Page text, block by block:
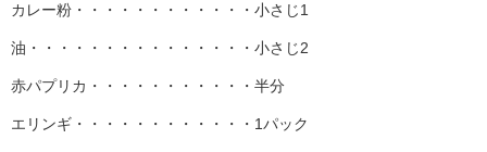
カレー粉・・・・・・・・・・・・小さじ1
油・・・・・・・・・・・・・・・小さじ2
赤パプリカ・・・・・・・・・・・半分
エリンギ・・・・・・・・・・・・1パック